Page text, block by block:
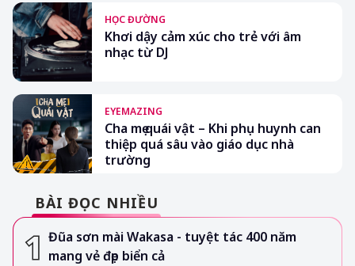
HỌC ĐƯỜNG
Khơi dậy cảm xúc cho trẻ với âm
nhạc từ DJ
EYEMAZING
Cha mẹ quái vật – Khi phụ huynh can
thiệp quá sâu vào giáo dục nhà
trường
BÀI ĐỌC NHIỀU
Đũa sơn mài Wakasa - tuyệt tác 400 năm
mang vẻ đẹp biển cả